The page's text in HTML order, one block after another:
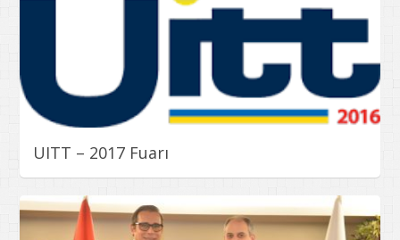
UITT – 2017 Fuarı